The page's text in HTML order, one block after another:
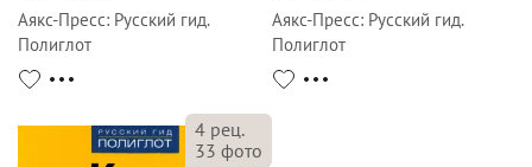
Аякс-Пресс: Русский гид.
Полиглот
Аякс-Пресс: Русский гид.
Полиглот
4 рец.
33 фото